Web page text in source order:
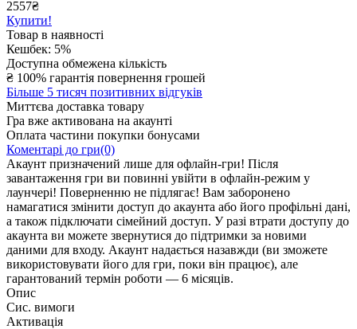
2557₴
Купити!
Товар в наявності
Кешбек: 5%
Доступна обмежена кількість
₴ 100% гарантія повернення грошей
Більше 5 тисяч позитивних відгуків
Миттєва доставка товару
Гра вже активована на акаунті
Оплата частини покупки бонусами
Коментарі до гри(0)
Акаунт призначений лише для офлайн-гри! Після
завантаження гри ви повинні увійти в офлайн-режим у
лаунчері! Поверненню не підлягає! Вам заборонено
намагатися змінити доступ до акаунта або його профільні дані,
а також підключати сімейний доступ. У разі втрати доступу до
акаунта ви можете звернутися до підтримки за новими
даними для входу. Акаунт надається назавжди (ви зможете
використовувати його для гри, поки він працює), але
гарантований термін роботи — 6 місяців.
Опис
Сис. вимоги
Активація